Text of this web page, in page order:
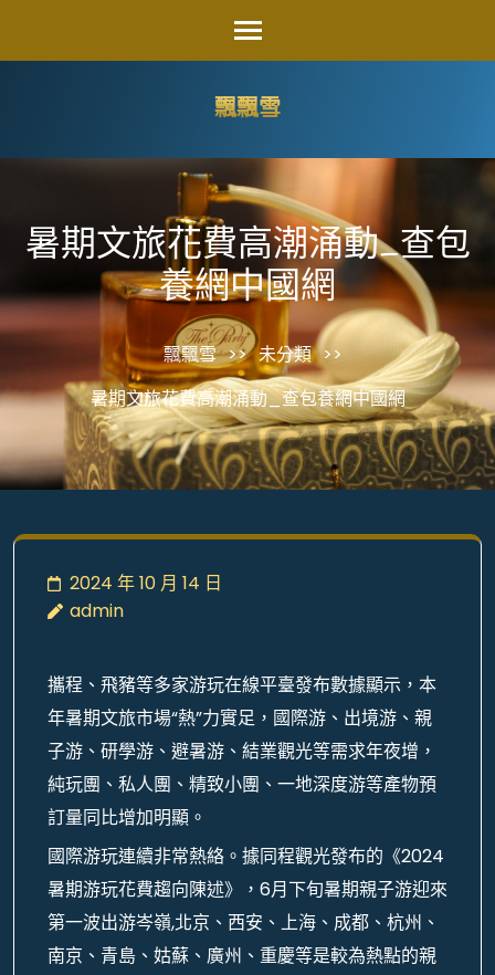
飄飄雪
暑期文旅花費高潮涌動_查包
養網中國網
飄飄雪 >> 未分類 >>
暑期文旅花費高潮涌動_查包養網中國網
2024 年 10 月 14 日
admin
攜程、飛豬等多家游玩在線平臺發布數據顯示，本
年暑期文旅市場“熱”力實足，國際游、出境游、親
子游、研學游、避暑游、結業觀光等需求年夜增，
純玩團、私人團、精致小團、一地深度游等產物預
訂量同比增加明顯。
國際游玩連續非常熱絡。據同程觀光發布的《2024
暑期游玩花費趨向陳述》，6月下旬暑期親子游迎來
第一波出游岑嶺,北京、西安、上海、成都、杭州、
南京、青島、姑蘇、廣州、重慶等是較為熱點的親